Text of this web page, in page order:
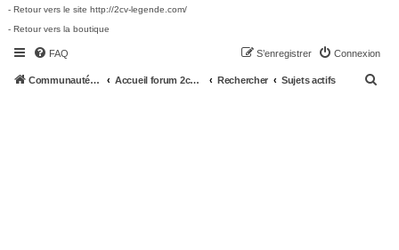
- Retour vers le site http://2cv-legende.com/
- Retour vers la boutique
FAQ Connexion
S’enregistrer
Communauté 2cv-legende.com Accueil forum 2cv-legende.com Rechercher Sujets actifs